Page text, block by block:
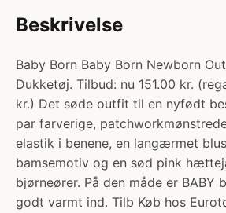
Beskrivelse
Baby Born Baby Born Newborn
Dukketøj. Tilbud: nu 151.00 kr.
kr.) Det søde outfit til en nyfødt
par farverige,
elastik i benene, en langærmet
bamsemotiv og en sød pink
bjørneører. På den måde er BABY
godt varmt ind. Tilb Køb hos